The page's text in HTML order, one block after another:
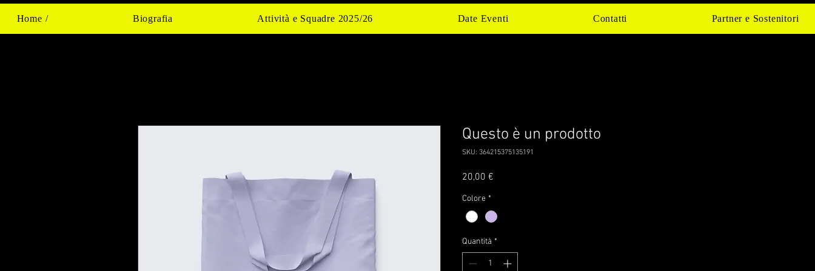
Home / Biografia Attività e Squadre 2025/26 Date Eventi Contatti Partner e Sostenitori
Questo è un prodotto
SKU: 364215375135191
20,00 €
Colore *
Quantità *